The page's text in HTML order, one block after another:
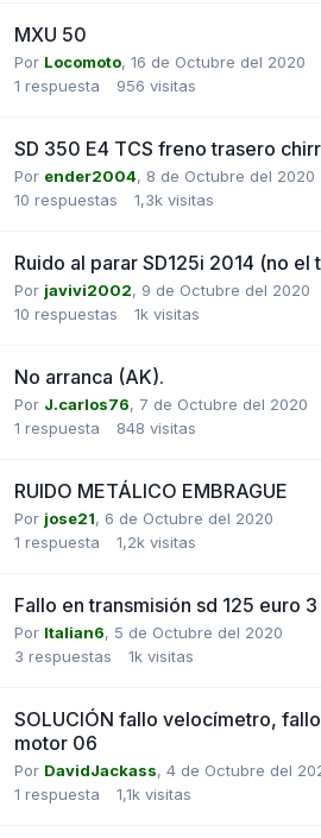
MXU 50
Por Locomoto, 16 de Octubre del 2020
1 respuesta 956 visitas
SD 350 E4 TCS freno trasero
Por ender2004, 8 de Octubre del 2020
10 respuestas 1,3k visitas
Ruido al parar SD125i 2014 (no el
Por javivi2002, 9 de Octubre del 2020
10 respuestas 1k visitas
No arranca (AK).
Por J.carlos76, 7 de Octubre del 2020
1 respuesta 848 visitas
RUIDO METÁLICO EMBRAGUE
Por jose21, 6 de Octubre del 2020
1 respuesta 1,2k visitas
Fallo en transmisión sd 125 euro 3
Por Italian6, 5 de Octubre del 2020
3 respuestas 1k visitas
SOLUCIÓN fallo velocímetro,
motor 06
Por DavidJackass, 4 de Octubre del
1 respuesta 1,1k visitas